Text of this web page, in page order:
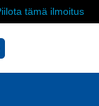
tämä ilmoitus